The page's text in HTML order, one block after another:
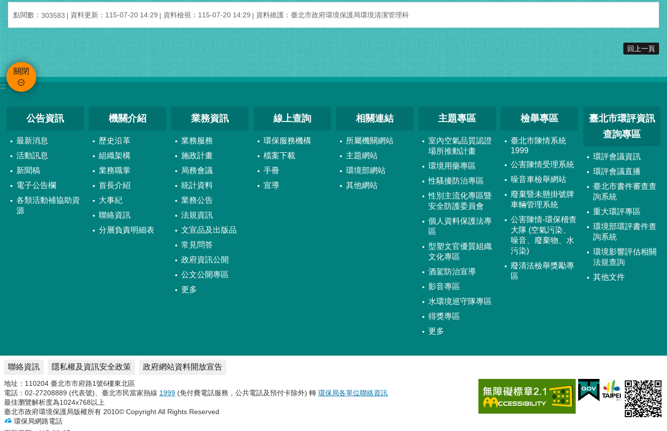
點閱數： 303583 資料更新：115-07-20 14:29 資料檢視：115-07-20 14:29 資料維護：臺北市政府環境保護局環境清潔管理科
回上一頁
關閉
:::
公告資訊
最新消息
活動訊息
新聞稿
電子公告欄
各類活動補協助資
源
機關介紹
歷史沿革
組織架構
業務職掌
首長介紹
大事紀
聯絡資訊
分層負責明細表
業務資訊
業務服務
施政計畫
局務會議
統計資料
業務公告
法規資訊
文宣品及出版品
常見問答
政府資訊公開
公文公開專區
更多
線上查詢
環保服務機構
檔案下載
手冊
宣導
相關連結
所屬機關網站
主題網站
環境部網站
其他網站
主題專區
室內空氣品質認證
場所推動計畫
環境用藥專區
性騷擾防治專區
性別主流化專區暨
安全防護委員會
個人資料保護法專
區
型塑文官優質組織
文化專區
酒駕防治宣導
影音專區
水環境巡守隊專區
得獎專區
更多
檢舉專區
臺北市陳情系統
1999
公害陳情受理系統
噪音車檢舉網站
廢棄暨未懸掛號牌
車輛管理系統
公害陳情-環保稽查
大隊 (空氣污染、
噪音、廢棄物、水
污染)
廢清法檢舉獎勵專
區
臺北市環評資訊
查詢專區
環評會議資訊
環評會議直播
臺北市書件審查查
詢系統
重大環評專區
環境部環評書件查
詢系統
環境影響評估相關
法規查詢
其他文件
聯絡資訊 隱私權及資訊安全政策 政府網站資料開放宣告
地址：110204 臺北市市府路1號6樓東北區
電話：02-27208889 (代表號)、臺北市民當家熱線 1999 (免付費電話服務，公共電話及預付卡除外) 轉 環保局各單位聯絡資訊
最佳瀏覽解析度為1024x768以上
臺北市政府環境保護局版權所有 2010© Copyright All Rights Reserved
環保局網路電話